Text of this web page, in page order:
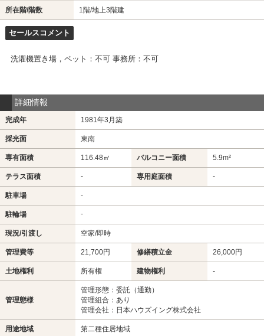
所在階/階数 1階/地上3階建
セールスコメント
洗濯機置き場，ペット：不可 事務所：不可
詳細情報
完成年 1981年3月築
採光面 東南
専有面積 116.48㎡ バルコニー面積 5.9m²
テラス面積 - 専用庭面積 -
駐車場 -
駐輪場 -
現況/引渡し 空家/即時
管理費等 21,700円 修繕積立金 26,000円
土地権利 所有権 建物権利 -
管理態様
管理形態：委託（通勤）
管理組合：あり
管理会社：日本ハウズイング株式会社
用途地域 第二種住居地域